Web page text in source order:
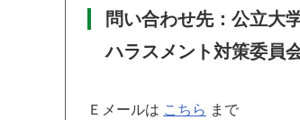
問い合わせ先：公立大
ハラスメント対策委員
Ｅメールは こちら まで